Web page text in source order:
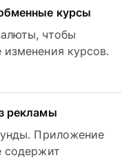
курсы
чтобы
курсов.
рекламы
Приложение
содержит